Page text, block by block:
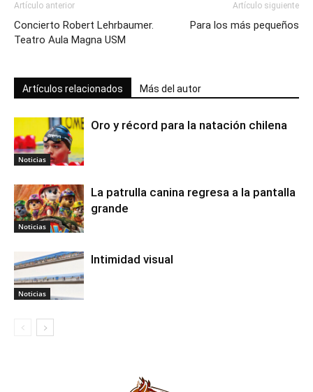
Artículo anterior
Concierto Robert Lehrbaumer.
Teatro Aula Magna USM
Artículo siguiente
Para los más pequeños
Artículos relacionados Más del autor
Noticias
Oro y récord para la natación chilena
Noticias
La patrulla canina regresa a la pantalla
grande
Noticias
Intimidad visual